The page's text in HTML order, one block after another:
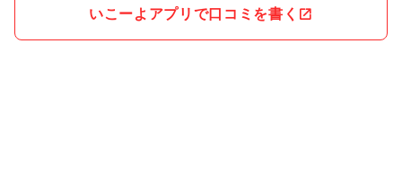
いこーよアプリで口コミを書く